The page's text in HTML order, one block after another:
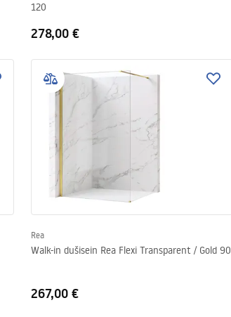
120
278,00 €
Rea
Walk-in dušisein Rea Flexi Transparent / Gold 90
267,00 €